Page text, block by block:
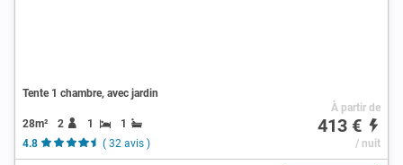
Tente 1 chambre, avec jardin
28m² 2 1
1
4.8
( 32 avis )
À partir de
413 €
/ nuit